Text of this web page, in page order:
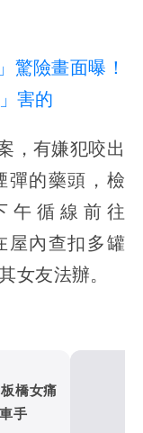
驚險畫面曝！
害的
，有嫌犯咬出
彈的藥頭，檢
午循線前往
屋內查扣多罐
女友法辦。
橋女痛
手